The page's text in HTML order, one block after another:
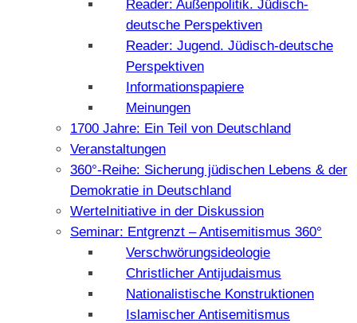
Reader: Außenpolitik. Jüdisch-
deutsche Perspektiven
Reader: Jugend. Jüdisch-deutsche
Perspektiven
Informationspapiere
Meinungen
1700 Jahre: Ein Teil von Deutschland
Veranstaltungen
360°-Reihe: Sicherung jüdischen Lebens & der
Demokratie in Deutschland
WerteInitiative in der Diskussion
Seminar: Entgrenzt – Antisemitismus 360°
Verschwörungsideologie
Christlicher Antijudaismus
Nationalistische Konstruktionen
Islamischer Antisemitismus